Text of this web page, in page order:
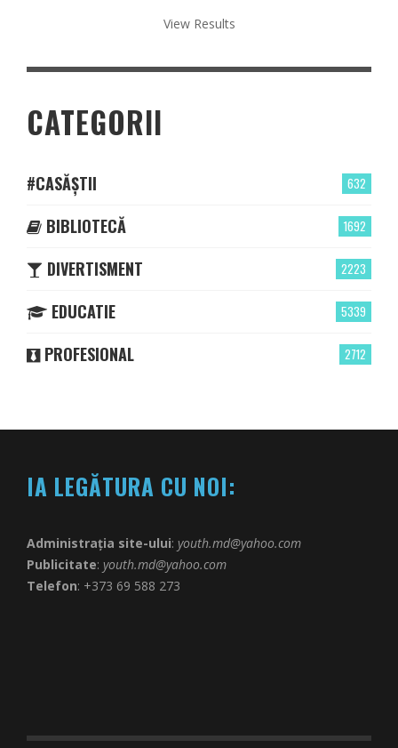
View Results
CATEGORII
632
#CASĂȘTII
1692
BIBLIOTECĂ
2223
DIVERTISMENT
5339
EDUCATIE
2712
PROFESIONAL
IA LEGĂTURA CU NOI:
Administrația site-ului: youth.md@yahoo.com
Publicitate: youth.md@yahoo.com
Telefon: +373 69 588 273